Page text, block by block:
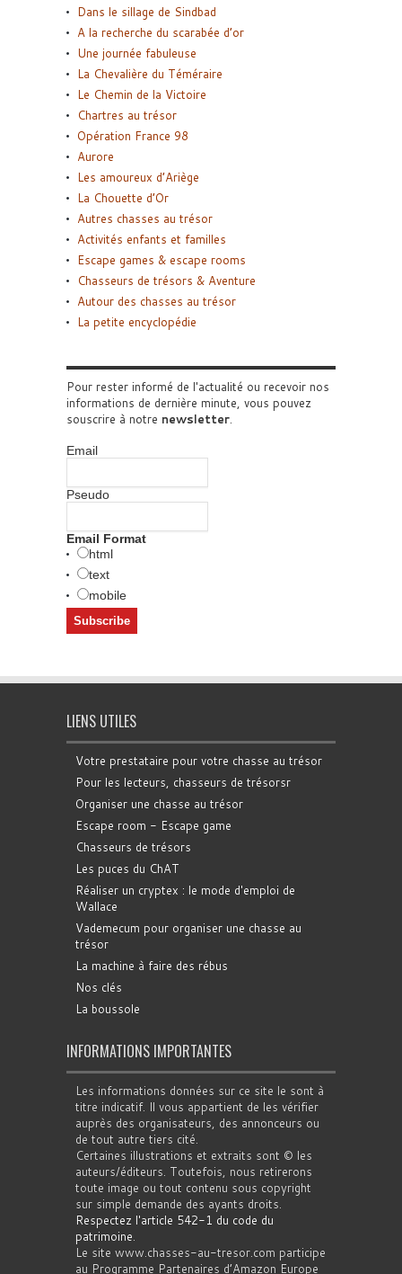
Dans le sillage de Sindbad
A la recherche du scarabée d’or
Une journée fabuleuse
La Chevalière du Téméraire
Le Chemin de la Victoire
Chartres au trésor
Opération France 98
Aurore
Les amoureux d’Ariège
La Chouette d’Or
Autres chasses au trésor
Activités enfants et familles
Escape games & escape rooms
Chasseurs de trésors & Aventure
Autour des chasses au trésor
La petite encyclopédie
Pour rester informé de l'actualité ou recevoir nos
informations de dernière minute, vous pouvez
souscrire à notre newsletter
Email
Pseudo
Email Format
html
text
mobile
LIENS UTILES
Votre prestataire pour votre chasse au trésor
Pour les lecteurs, chasseurs de trésorsr
Organiser une chasse au trésor
Escape room - Escape game
Chasseurs de trésors
Les puces du ChAT
Réaliser un cryptex : le mode d'emploi de
Wallace
Vademecum pour organiser une chasse au
trésor
La machine à faire des rébus
Nos clés
La boussole
INFORMATIONS IMPORTANTES
Les informations données sur ce site le sont à
titre indicatif. Il vous appartient de les vérifier
auprès des organisateurs, des annonceurs ou
de tout autre tiers cité.
Certaines illustrations et extraits sont © les
auteurs/éditeurs. Toutefois, nous retirerons
toute image ou tout contenu sous copyright
sur simple demande des ayants droits.
Respectez l'article 542-1 du code du
patrimoine
Le site www.chasses-au-tresor.com participe
au Programme Partenaires d’Amazon Europe